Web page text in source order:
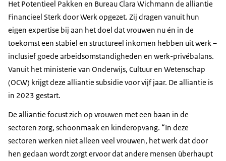
Het Potentieel Pakken en Bureau Clara Wichmann de alliantie
Financieel Sterk door Werk opgezet. Zij dragen vanuit hun
eigen expertise bij aan het doel dat vrouwen nu én in de
toekomst een stabiel en structureel inkomen hebben uit werk –
inclusief goede arbeidsomstandigheden en werk-privébalans.
Vanuit het ministerie van Onderwijs, Cultuur en Wetenschap
(OCW) krijgt deze alliantie subsidie voor vijf jaar. De alliantie is
in 2023 gestart.
De alliantie focust zich op vrouwen met een baan in de
sectoren zorg, schoonmaak en kinderopvang. “In deze
sectoren werken niet alleen veel vrouwen, het werk dat door
hen gedaan wordt zorgt ervoor dat andere mensen überhaupt